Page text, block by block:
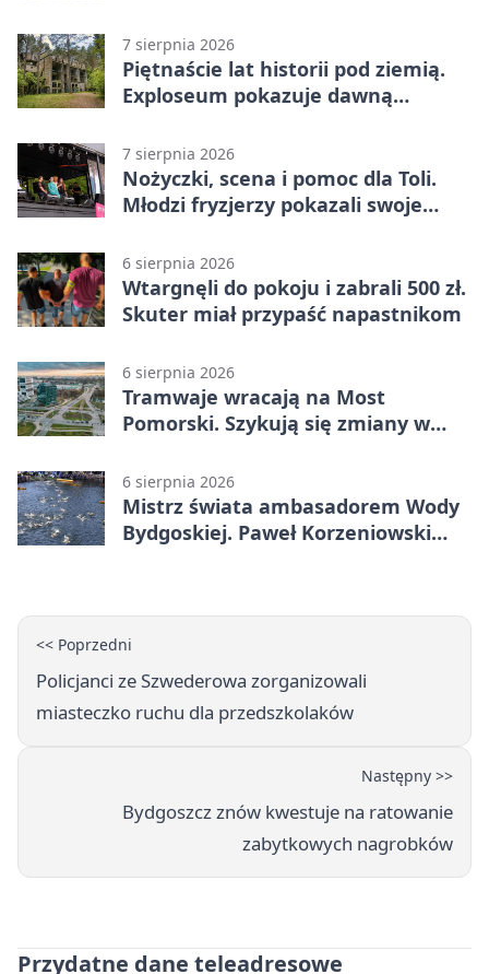
7 sierpnia 2026
Piętnaście lat historii pod ziemią.
Exploseum pokazuje dawną
7 sierpnia 2026
Nożyczki, scena i pomoc dla Toli.
Młodzi fryzjerzy pokazali swoje
6 sierpnia 2026
Wtargnęli do pokoju i zabrali 500 zł.
Skuter miał przypaść napastnikom
6 sierpnia 2026
Tramwaje wracają na Most
Pomorski. Szykują się zmiany w
6 sierpnia 2026
Mistrz świata ambasadorem Wody
Bydgoskiej. Paweł Korzeniowski
<< Poprzedni
Policjanci ze Szwederowa zorganizowali
miasteczko ruchu dla przedszkolaków
Następny >>
Bydgoszcz znów kwestuje na ratowanie
zabytkowych nagrobków
Przydatne dane teleadresowe